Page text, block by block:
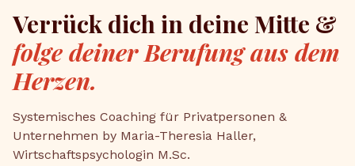
Verrück dich in deine Mitte &
folge deiner Berufung aus dem
Herzen.
Systemisches Coaching für Privatpersonen &
Unternehmen by Maria-Theresia Haller,
Wirtschaftspsychologin M.Sc.